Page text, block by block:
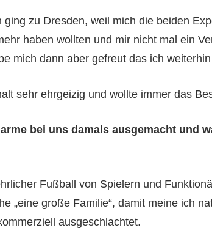
ging zu Dresden, weil mich die beiden
haben wollten und mir nicht mal ein
mich dann aber gefreut das ich
sehr ehrgeizig und wollte immer das
bei uns damals ausgemacht und
Fußball von Spielern und
„eine große Familie“, damit meine ich
ausgeschlachtet.